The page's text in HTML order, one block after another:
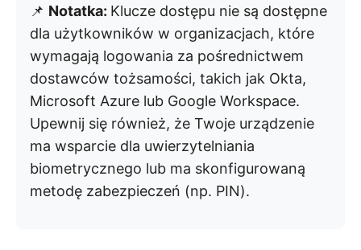
📌 Notatka: Klucze dostępu nie są dostępne
dla użytkowników w organizacjach, które
wymagają logowania za pośrednictwem
dostawców tożsamości, takich jak Okta,
Microsoft Azure lub Google Workspace.
Upewnij się również, że Twoje urządzenie
ma wsparcie dla uwierzytelniania
biometrycznego lub ma skonfigurowaną
metodę zabezpieczeń (np. PIN).